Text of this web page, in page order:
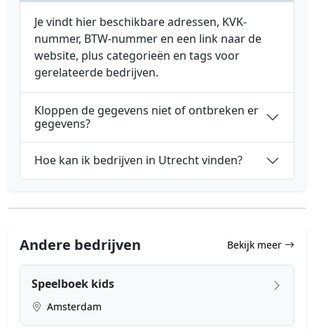
Je vindt hier beschikbare adressen, KVK-
nummer, BTW-nummer en een link naar de
website, plus categorieën en tags voor
gerelateerde bedrijven.
Kloppen de gegevens niet of ontbreken er
gegevens?
Hoe kan ik bedrijven in Utrecht vinden?
Andere bedrijven Bekijk meer
Speelboek kids
Amsterdam